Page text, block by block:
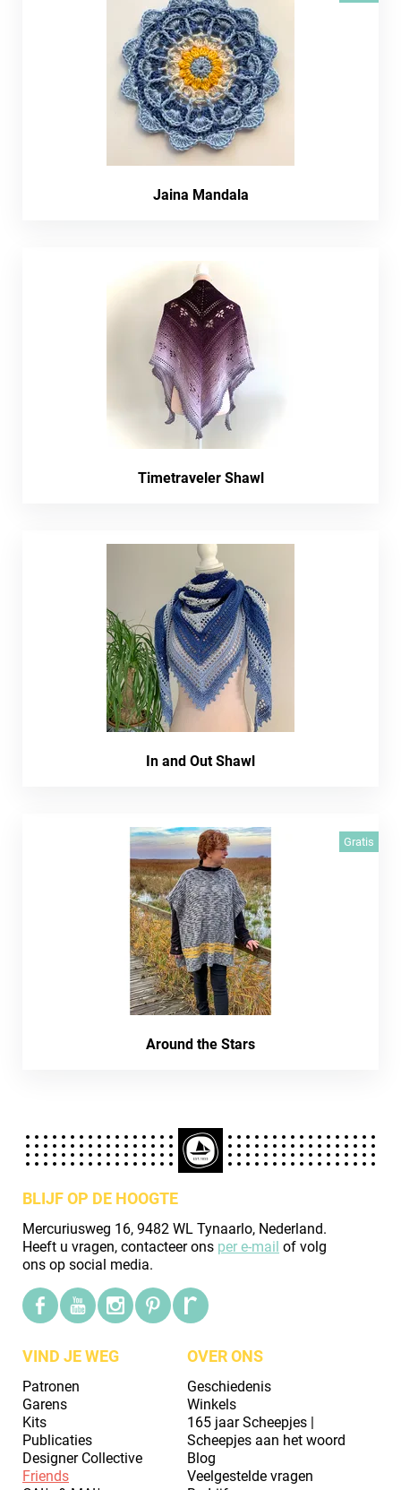
Jaina Mandala
Timetraveler Shawl
In and Out Shawl
Gratis
Around the Stars
BLIJF OP DE HOOGTE
Mercuriusweg 16, 9482 WL Tynaarlo, Nederland.
Heeft u vragen, contacteer ons per e-mail of volg
ons op social media.
VIND JE WEG
Patronen
Garens
Kits
Publicaties
Designer Collective
Friends
OVER ONS
Geschiedenis
Winkels
165 jaar Scheepjes |
Scheepjes aan het woord
Blog
Veelgestelde vragen